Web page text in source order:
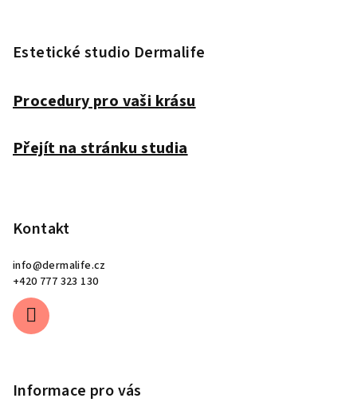
Estetické studio Dermalife
Procedury pro vaši krásu
Přejít na stránku studia
Kontakt
info@dermalife.cz
+420 777 323 130
Informace pro vás